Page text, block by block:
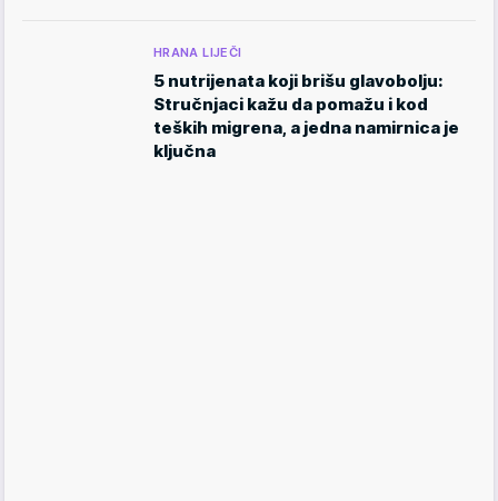
HRANA LIJEČI
5 nutrijenata koji brišu glavobolju:
Stručnjaci kažu da pomažu i kod
teških migrena, a jedna namirnica je
ključna